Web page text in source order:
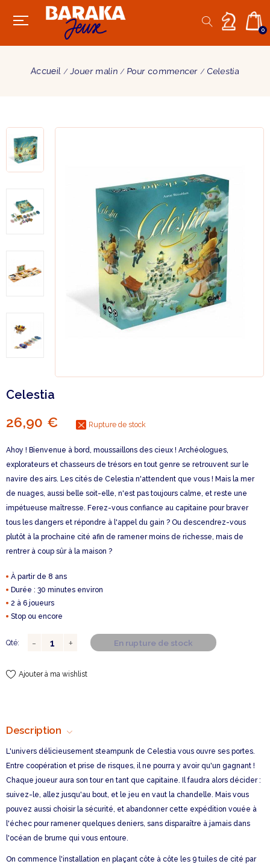
0
Accueil Jouer malin Pour commencer Celestia
Celestia
26,90 € Rupture de stock
Ahoy ! Bienvenue à bord, moussaillons des cieux ! Archéologues,
explorateurs et chasseurs de trésors en tout genre se retrouvent sur le
navire des airs. Les cités de Celestia n'attendent que vous ! Mais la mer
de nuages, aussi belle soit-elle, n'est pas toujours calme, et reste une
impétueuse maîtresse. Ferez-vous confiance au capitaine pour braver
tous les dangers et répondre à l'appel du gain ? Ou descendrez-vous
plutôt à la prochaine cité afin de ramener moins de richesse, mais de
rentrer à coup sûr à la maison ?
À partir de 8 ans
Durée : 30 minutes environ
2 à 6 joueurs
Stop ou encore
Qté: En rupture de stock
Ajouter à ma wishlist
Description
L'univers délicieusement steampunk de Celestia vous ouvre ses portes.
Entre coopération et prise de risques, il ne pourra y avoir qu'un gagnant !
Chaque joueur aura son tour en tant que capitaine. Il faudra alors décider :
suivez-le, allez jusqu'au bout, et le jeu en vaut la chandelle. Mais vous
pouvez aussi choisir la sécurité, et abandonner cette expédition vouée à
l'échec pour ramener quelques deniers, sans disparaître à jamais dans
l'océan de brume qui vous entoure.
On commence l'installation en plaçant côte à côte les 9 tuiles de cité par